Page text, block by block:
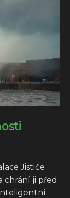
Jističe
chrání ji před